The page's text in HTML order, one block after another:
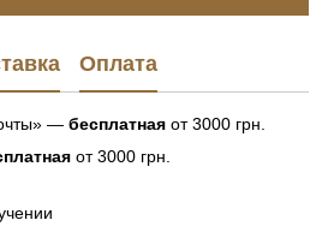
Оплата
— бесплатная от 3000 грн.
от 3000 грн.